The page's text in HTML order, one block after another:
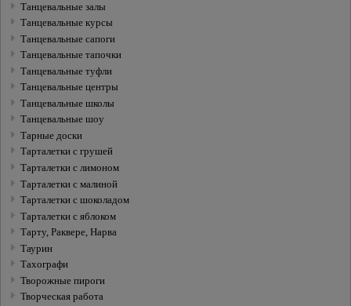
Танцевальные залы
Танцевальные курсы
Танцевальные сапоги
Танцевальные тапочки
Танцевальные туфли
Танцевальные центры
Танцевальные школы
Танцевальные шоу
Тарные доски
Тарталетки с грушей
Тарталетки с лимоном
Тарталетки с малиной
Тарталетки с шоколадом
Тарталетки с яблоком
Тарту, Раквере, Нарва
Таурин
Тахографи
Творожные пироги
Творческая работа